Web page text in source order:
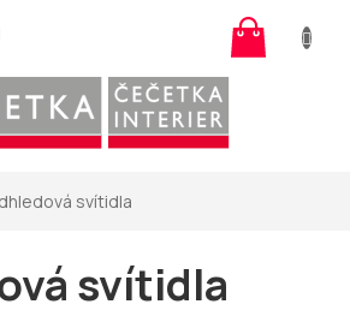
košík
svítidla
svítidla